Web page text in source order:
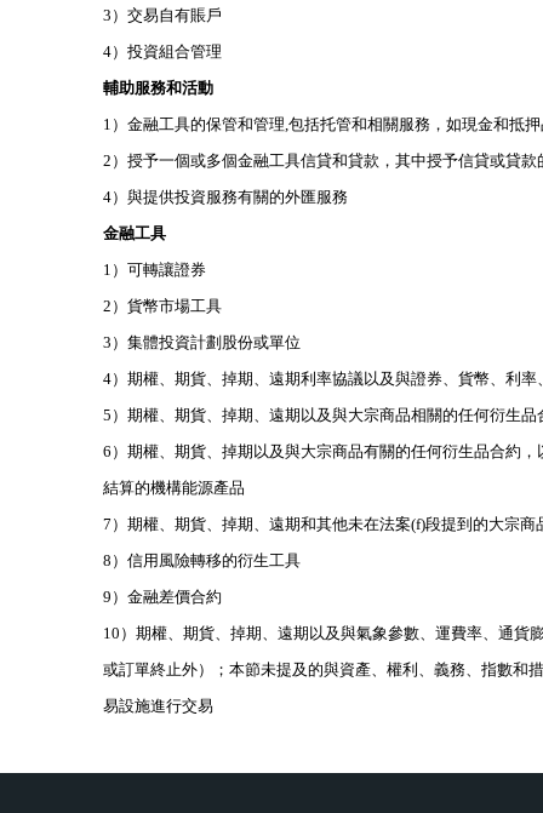
3）交易自有賬戶
4）投資組合管理
輔助服務和活動
1）金融工具的保管和管理,包括托管和相關服務，如現金和抵
2）授予一個或多個金融工具信貸和貸款，其中授予信貸或貸款
4）與提供投資服務有關的外匯服務
金融工具
1）可轉讓證券
2）貨幣市場工具
3）集體投資計劃股份或單位
4）期權、期貨、掉期、遠期利率協議以及與證券、貨幣、利
5）期權、期貨、掉期、遠期以及與大宗商品相關的任何衍生
6）期權、期貨、掉期以及與大宗商品有關的任何衍生品合約
結算的機構能源產品
7）期權、期貨、掉期、遠期和其他未在法案(f)段提到的大宗
8）信用風險轉移的衍生工具
9）金融差價合約
10）期權、期貨、掉期、遠期以及與氣象參數、運費率、通
或訂單終止外）；本節未提及的與資產、權利、義務、指數和
易設施進行交易